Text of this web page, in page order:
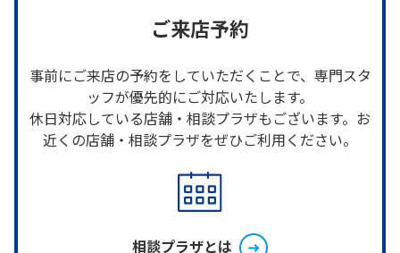
ご来店予約
事前にご来店の予約をしていただくことで、専門スタ
ッフが優先的にご対応いたします。
休日対応している店舗・相談プラザもございます。お
近くの店舗・相談プラザをぜひご利用ください。
相談プラザとは